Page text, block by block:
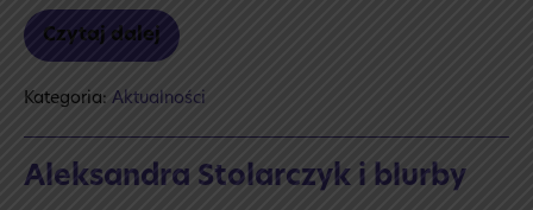
Czytaj dalej
Dzień
kobiet
Kategoria: Aktualności
Aleksandra Stolarczyk i blurby